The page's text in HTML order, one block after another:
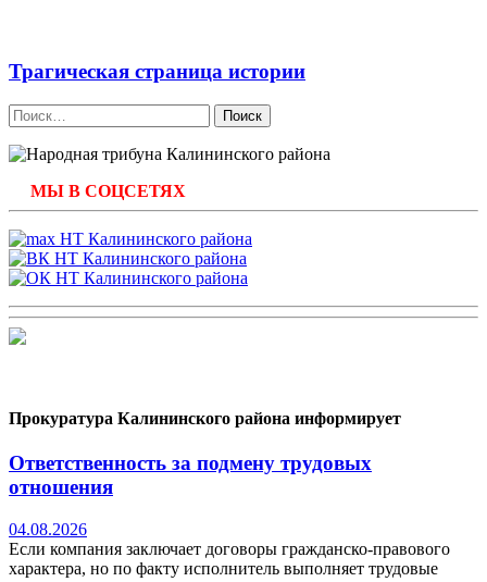
Трагическая страница истории
Найти:
МЫ В СОЦСЕТЯХ
Прокуратура Калининского района информирует
Ответственность за подмену трудовых
отношения
04.08.2026
Если компания заключает договоры гражданско-правового
характера, но по факту исполнитель выполняет трудовые